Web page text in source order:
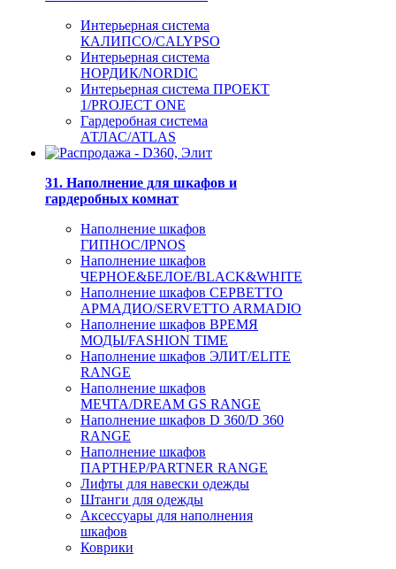
Интерьерная система
КАЛИПСО/CALYPSO
Интерьерная система
НОРДИК/NORDIC
Интерьерная система ПРОЕКТ
1/PROJECT ONE
Гардеробная система
АТЛАС/ATLAS
31. Наполнение для шкафов и
гардеробных комнат
Наполнение шкафов
ГИПНОС/IPNOS
Наполнение шкафов
ЧЕРНОЕ&БЕЛОЕ/BLACK&WHITE
Наполнение шкафов СЕРВЕТТО
АРМАДИО/SERVETTO ARMADIO
Наполнение шкафов ВРЕМЯ
МОДЫ/FASHION TIME
Наполнение шкафов ЭЛИТ/ELITE
RANGE
Наполнение шкафов
МЕЧТА/DREAM GS RANGE
Наполнение шкафов D 360/D 360
RANGE
Наполнение шкафов
ПАРТНЕР/PARTNER RANGE
Лифты для навески одежды
Штанги для одежды
Аксессуары для наполнения
шкафов
Коврики